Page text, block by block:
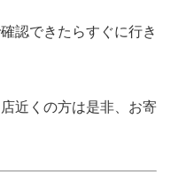
認できたらすぐに行き
近くの方は是非、お寄